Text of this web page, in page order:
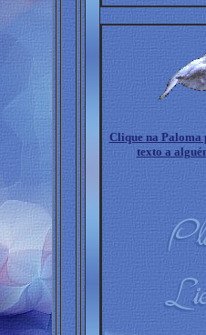
Clique na Paloma
texto a